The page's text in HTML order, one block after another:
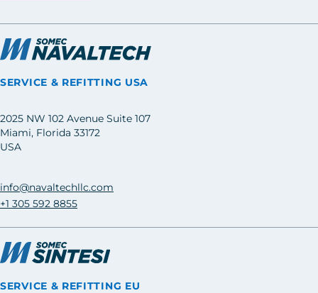
SERVICE & REFITTING USA
2025 NW 102 Avenue Suite 107
Miami, Florida 33172
USA
info@navaltechllc.com
+1 305 592 8855
SERVICE & REFITTING EU